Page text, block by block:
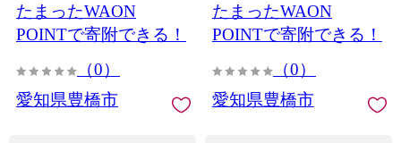
たまったWAON
POINTで寄附できる！
（0）
愛知県豊橋市
たまったWAON
POINTで寄附できる！
（0）
愛知県豊橋市